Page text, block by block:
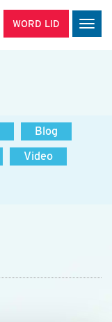
WORD LID
Blog
Video